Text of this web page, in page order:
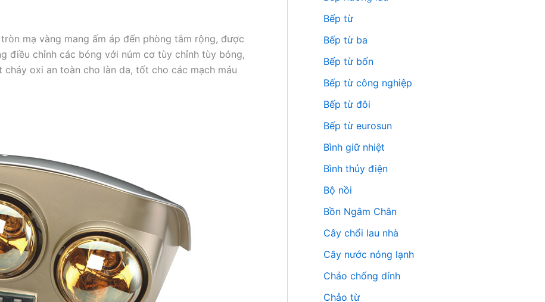
mạ vàng mang ấm áp đến phòng tắm rộng, được
điều chỉnh các bóng với núm cơ tùy chỉnh tùy bóng,
oxi an toàn cho làn da, tốt cho các mạch máu
Bếp từ
Bếp từ ba
Bếp từ bốn
Bếp từ công nghiệp
Bếp từ đôi
Bếp từ eurosun
Bình giữ nhiệt
Bình thủy điện
Bộ nồi
Bồn Ngâm Chân
Cây chổi lau nhà
Cây nước nóng lạnh
Chảo chống dính
Chảo từ